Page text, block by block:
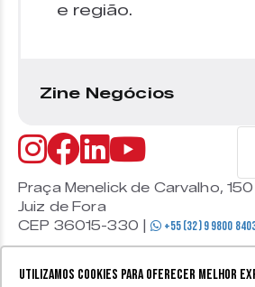
Utilizamos cookies para oferecer melhor
e região.
Zine Negócios
Praça Menelick de Carvalho,
Juiz de Fora
CEP 36015-330 |
+55 (32) 9 9800